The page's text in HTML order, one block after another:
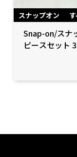
スナップオン
Snap-on/スナ
ピースセット